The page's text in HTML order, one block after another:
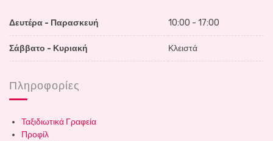
Δευτέρα - Παρασκευή 10:00 - 17:00
Σάββατο - Κυριακή Κλειστά
Πληροφορίες
Ταξιδιωτικά Γραφεία
Προφίλ